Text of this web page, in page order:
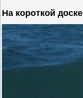
На короткой доске